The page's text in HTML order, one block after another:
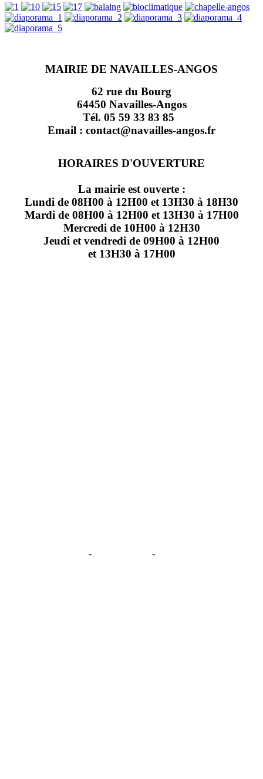
MAIRIE DE NAVAILLES-ANGOS
62 rue du Bourg
64450 Navailles-Angos
Tél. 05 59 33 83 85
Email : contact@navailles-angos.fr
HORAIRES D'OUVERTURE
La mairie est ouverte :
Lundi de 08H00 à 12H00 et 13H30 à 18H30
Mardi de 08H00 à 12H00 et 13H30 à 17H00
Mercredi de 10H00 à 12H30
Jeudi et vendredi de 09H00 à 12H00
et 13H30 à 17H00
- -